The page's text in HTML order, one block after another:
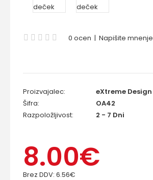
0 ocen | Napišite mnenje
Proizvajalec:
eXtreme Design
Šifra:
OA42
Razpoložljivost:
2 - 7 Dni
8.00€
Brez DDV: 6.56€